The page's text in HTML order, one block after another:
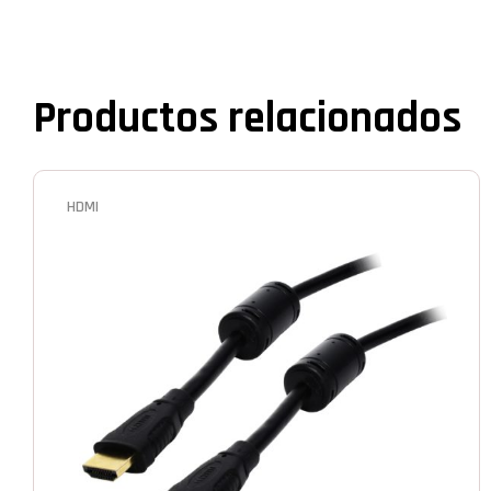
Productos relacionados
HDMI